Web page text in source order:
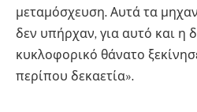
μεταμόσχευση. Αυτά τα
δεν υπήρχαν, για αυτό και η
κυκλοφορικό θάνατο
περίπου δεκαετία».